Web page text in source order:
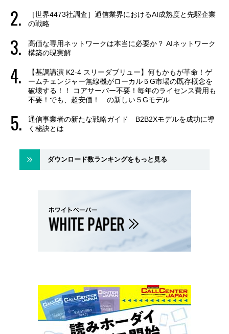
［世界4473社調査］通信業界におけるAI成熟度と先駆企業
の戦略
高価な専用ネットワークは本当に必要か？ AIネットワーク
構築の現実解
【基調講演 K2-4 スリーダブリュー】何もかもが革命！ゲ
ームチェンジャー無線機がローカル５G市場の既存概念を
破壊する！！ コアサーバー不要！毎年のライセンス費用も
不要！でも、超安価！ の新しい５Gモデル
通信事業者の新たな戦略ガイド B2B2Xモデルを成功に導
く秘訣とは
ダウンロード数ランキングをもっと見る